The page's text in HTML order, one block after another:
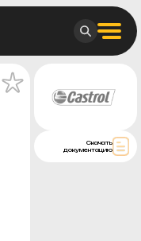
Скачать
документацию